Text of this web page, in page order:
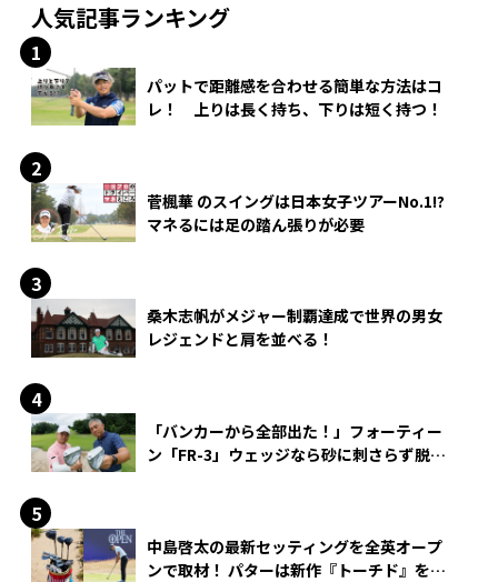
人気記事ランキング
パットで距離感を合わせる簡単な方法はコ
レ！ 上りは長く持ち、下りは短く持つ！
菅楓華 のスイングは日本女子ツアーNo.1!?
マネるには足の踏ん張りが必要
桑木志帆がメジャー制覇達成で世界の男女
レジェンドと肩を並べる！
「バンカーから全部出た！」フォーティー
ン「FR-3」ウェッジなら砂に刺さらず脱出
中島啓太の最新セッティングを全英オープ
ンで取材！ パターは新作『トーチド』を投